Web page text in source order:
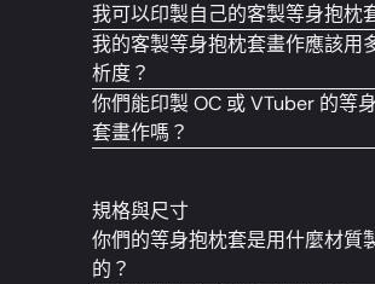
我可以印製自己的客製等身抱枕
我的客製等身抱枕套畫作應該用
析度？
你們能印製 OC 或 VTuber 的等
套畫作嗎？
規格與尺寸
你們的等身抱枕套是用什麼材質
的？